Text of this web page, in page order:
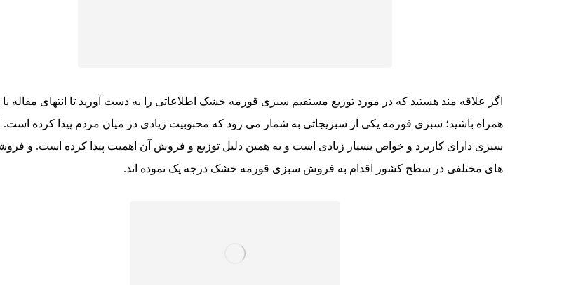
اگر علاقه مند هستید که در مورد توزیع مستقیم سبزی قورمه خشک اطلاعاتی را به دست آورید تا انتهای مقاله با
همراه باشید؛ سبزی قورمه یکی از سبزیجاتی به شمار می رود که محبوبیت زیادی در میان مردم پیدا کرده است.
سبزی دارای کاربرد و خواص بسیار زیادی است و به همین دلیل توزیع و فروش آن اهمیت پیدا کرده است. و
های مختلفی در سطح کشور اقدام به فروش سبزی قورمه خشک درجه یک نموده اند.